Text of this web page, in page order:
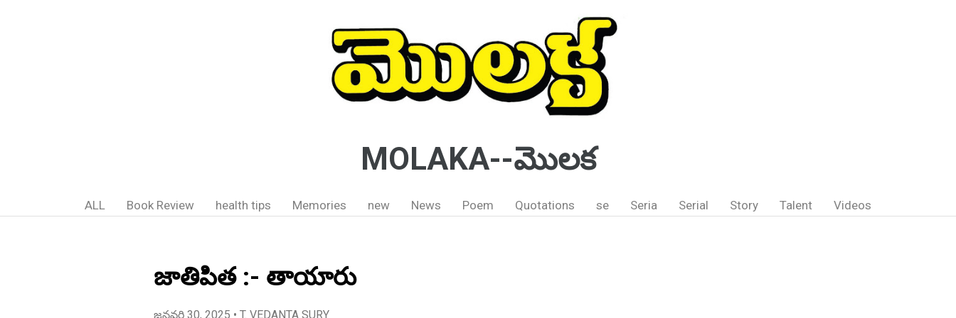
MOLAKA--మొలక
ALL Book Review health tips Memories new News Poem Quotations se Seria Serial Story Talent Videos
జాతిపిత :- తాయారు
జనవరి 30, 2025 • T. VEDANTA SURY